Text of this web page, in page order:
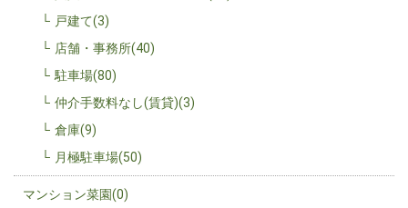
戸建て(3)
店舗・事務所(40)
駐車場(80)
仲介手数料なし(賃貸)(3)
倉庫(9)
月極駐車場(50)
マンション菜園(0)